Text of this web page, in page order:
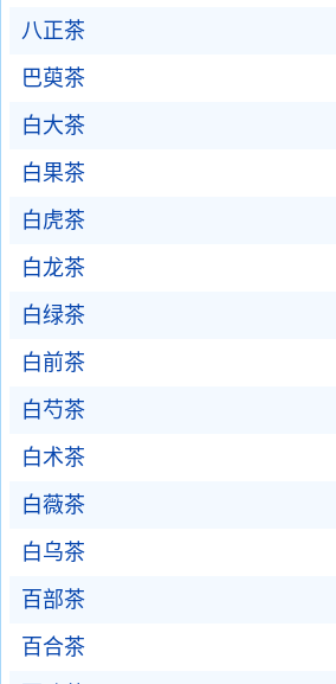
八正茶
巴萸茶
白大茶
白果茶
白虎茶
白龙茶
白绿茶
白前茶
白芍茶
白术茶
白薇茶
白乌茶
百部茶
百合茶